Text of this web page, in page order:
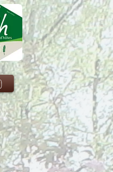
>>